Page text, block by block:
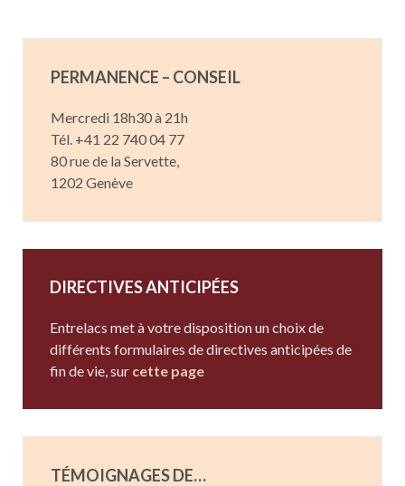
PERMANENCE – CONSEIL
Mercredi 18h30 à 21h
Tél. +41 22 740 04 77
80 rue de la Servette,
1202 Genève
DIRECTIVES ANTICIPÉES
Entrelacs met à votre disposition un choix de
différents formulaires de directives anticipées de
fin de vie, sur cette page
TÉMOIGNAGES DE…